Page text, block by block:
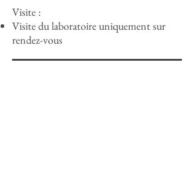
Visite :
Visite du laboratoire uniquement sur
rendez-vous